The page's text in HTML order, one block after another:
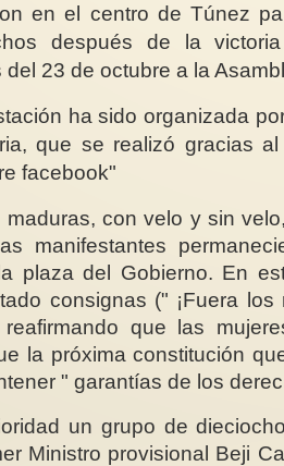
en el centro de Túnez
después de la
del 23 de octubre a la
ha sido organizada
que se realizó gracias
facebook"
maduras, con velo y sin
manifestantes
plaza del Gobierno. En
consignas (" ¡Fuera los
reafirmando que las
la próxima constitución
" garantías de los
un grupo de
Ministro provisional Beji
Hoy estamos de
Esta nuestra querida
"Mujer del
14 años de
destacándose...